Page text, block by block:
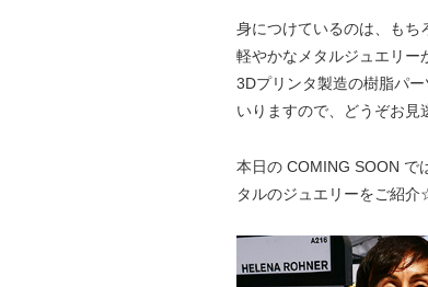
身につけているのは、もち
軽やかなメタルジュエリー
3Dプリンタ製造の樹脂パ
いりますので、どうぞお見
本日の COMING SOON で
タルのジュエリーをご紹